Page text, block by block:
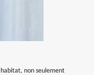
non seulement